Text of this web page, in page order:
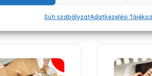
Süti szabályzatAdatkezelési